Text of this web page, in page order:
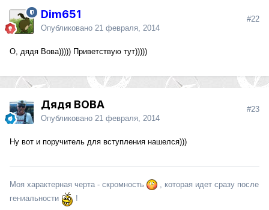
Dim651
Опубликовано 21 февраля, 2014
#22
О, дядя Вова))))) Приветствую тут)))))
Дядя ВОВА
Опубликовано 21 февраля, 2014
#23
Ну вот и поручитель для вступления нашелся)))
Моя характерная черта - скромность
, которая идет сразу после
гениальности
!